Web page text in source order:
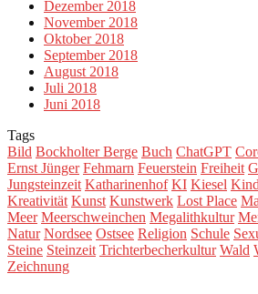
Dezember 2018
November 2018
Oktober 2018
September 2018
August 2018
Juli 2018
Juni 2018
Tags
Bild Bockholter Berge Buch ChatGPT
Ernst Jünger Fehmarn Feuerstein Freiheit
Jungsteinzeit Katharinenhof KI Kiesel
Kreativität Kunst Kunstwerk Lost Place
Meer Meerschweinchen Megalithkultur
Natur Nordsee Ostsee Religion Schule
Steine Steinzeit Trichterbecherkultur Wald
Zeichnung